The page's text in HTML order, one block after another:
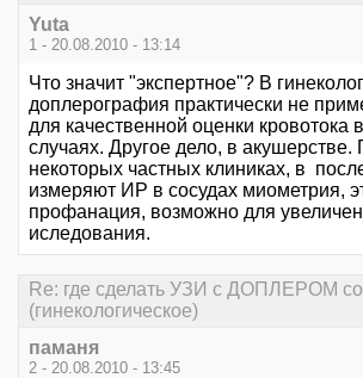
Yuta
1 - 20.08.2010 - 13:14
Что значит "экспертное"? В
доплерография практически не
для качественной оценки кровотока
случаях. Другое дело, в акушерстве.
некоторых частных клиниках, в
измеряют ИР в сосудах миометрия,
профанация, возможно для
иследования.
Re: где сделать УЗИ с ДОПЛЕРОМ
(гинекологическое)
паманя
2 - 20.08.2010 - 13:45